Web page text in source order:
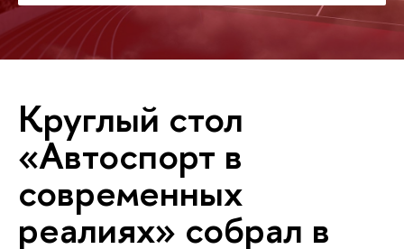
Круглый стол
«Автоспорт в
современных
реалиях» собрал в